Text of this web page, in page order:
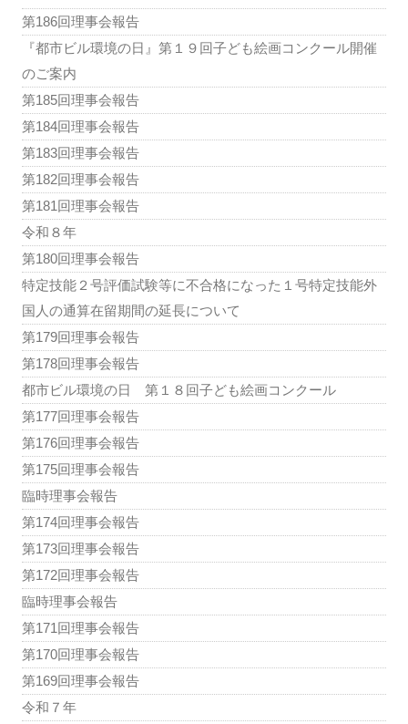
ゲ
ー
ョ
ン
第186回理事会報告
『都市ビル環境の日』第１９回子ども絵画コンクール開催
のご案内
第185回理事会報告
第184回理事会報告
第183回理事会報告
第182回理事会報告
第181回理事会報告
令和８年
第180回理事会報告
特定技能２号評価試験等に不合格になった１号特定技能外
国人の通算在留期間の延長について
第179回理事会報告
第178回理事会報告
都市ビル環境の日 第１８回子ども絵画コンクール
第177回理事会報告
第176回理事会報告
第175回理事会報告
臨時理事会報告
第174回理事会報告
第173回理事会報告
第172回理事会報告
臨時理事会報告
第171回理事会報告
第170回理事会報告
第169回理事会報告
令和７年